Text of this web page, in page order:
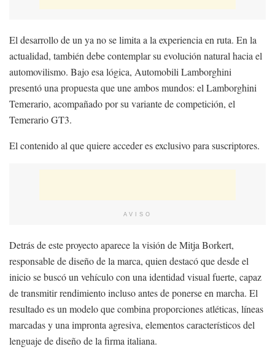
El desarrollo de un ya no se limita a la experiencia en ruta. En la
actualidad, también debe contemplar su evolución natural hacia el
automovilismo. Bajo esa lógica, Automobili Lamborghini
presentó una propuesta que une ambos mundos: el Lamborghini
Temerario, acompañado por su variante de competición, el
Temerario GT3.
El contenido al que quiere acceder es exclusivo para suscriptores.
AVISO
Detrás de este proyecto aparece la visión de Mitja Borkert,
responsable de diseño de la marca, quien destacó que desde el
inicio se buscó un vehículo con una identidad visual fuerte, capaz
de transmitir rendimiento incluso antes de ponerse en marcha. El
resultado es un modelo que combina proporciones atléticas, líneas
marcadas y una impronta agresiva, elementos característicos del
lenguaje de diseño de la firma italiana.